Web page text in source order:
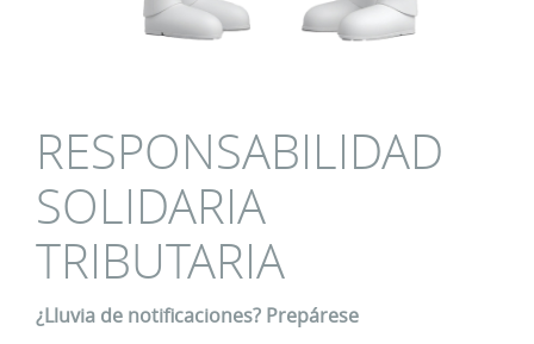
RESPONSABILIDAD
SOLIDARIA
TRIBUTARIA
¿Lluvia de notificaciones? Prepárese